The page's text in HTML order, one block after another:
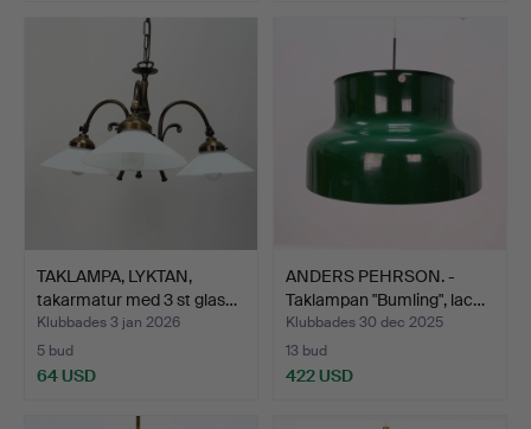
TAKLAMPA, LYKTAN,
takarmatur med 3 st glas…
Klubbades 3 jan 2026
5 bud
64 USD
ANDERS PEHRSON. -
Taklampan "Bumling", lac…
Klubbades 30 dec 2025
13 bud
422 USD